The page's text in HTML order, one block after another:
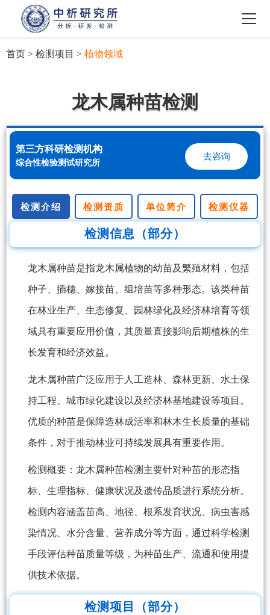
首页 > 检测项目 > 植物领域
龙木属种苗检测
第三方科研检测机构
综合性检验测试研究所
去咨询
检测介绍 检测资质 单位简介 检测仪器
检测信息（部分）
龙木属种苗是指龙木属植物的幼苗及繁殖材料，包括
种子、插穗、嫁接苗、组培苗等多种形态。该类种苗
在林业生产、生态修复、园林绿化及经济林培育等领
域具有重要应用价值，其质量直接影响后期植株的生
长发育和经济效益。
龙木属种苗广泛应用于人工造林、森林更新、水土保
持工程、城市绿化建设以及经济林基地建设等项目。
优质的种苗是保障造林成活率和林木生长质量的基础
条件，对于推动林业可持续发展具有重要作用。
检测概要：龙木属种苗检测主要针对种苗的形态指
标、生理指标、健康状况及遗传品质进行系统分析。
检测内容涵盖苗高、地径、根系发育状况、病虫害感
染情况、水分含量、营养成分等方面，通过科学检测
手段评估种苗质量等级，为种苗生产、流通和使用提
供技术依据。
检测项目（部分）